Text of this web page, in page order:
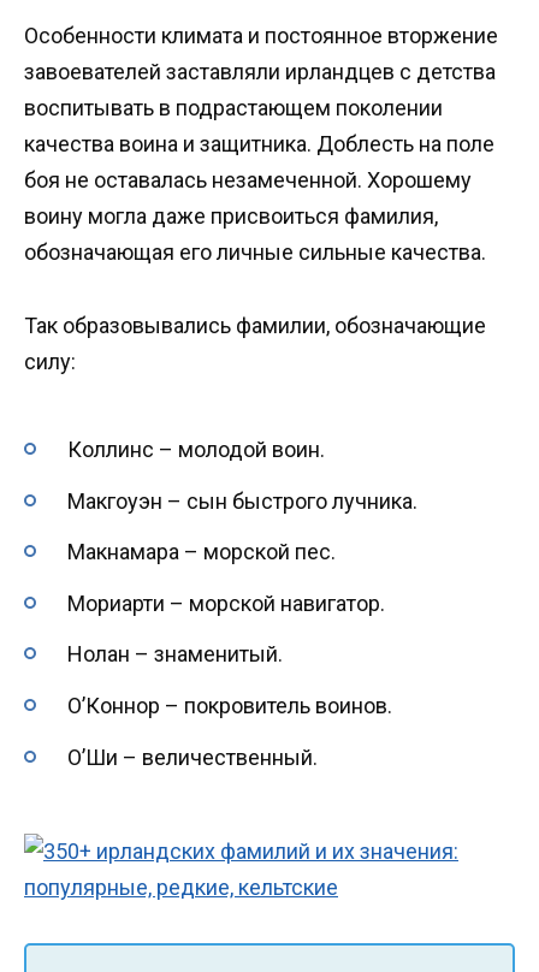
Особенности климата и постоянное вторжение
завоевателей заставляли ирландцев с детства
воспитывать в подрастающем поколении
качества воина и защитника. Доблесть на поле
боя не оставалась незамеченной. Хорошему
воину могла даже присвоиться фамилия,
обозначающая его личные сильные качества.
Так образовывались фамилии, обозначающие
силу:
Коллинс – молодой воин.
Макгоуэн – сын быстрого лучника.
Макнамара – морской пес.
Мориарти – морской навигатор.
Нолан – знаменитый.
О’Коннор – покровитель воинов.
О’Ши – величественный.